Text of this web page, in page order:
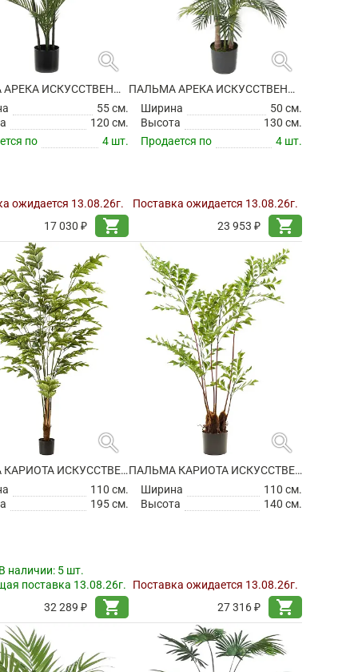
search
ПАЛЬМА АРЕКА ИСКУССТВЕННАЯ
55 см.
120 см.
по
4 шт.
ожидается 13.08.26г.
17 030 ₽
shopping_cart
search
ПАЛЬМА АРЕКА ИСКУССТВЕННАЯ
Ширина
50 см.
Высота
130 см.
Продается по
4 шт.
Поставка ожидается 13.08.26г.
23 953 ₽
shopping_cart
search
ПАЛЬМА КАРИОТА ИСКУССТВЕННАЯ
110 см.
195 см.
наличии: 5 шт.
поставка 13.08.26г.
32 289 ₽
shopping_cart
search
ПАЛЬМА КАРИОТА ИСКУССТВЕННАЯ
Ширина
110 см.
Высота
140 см.
Поставка ожидается 13.08.26г.
27 316 ₽
shopping_cart